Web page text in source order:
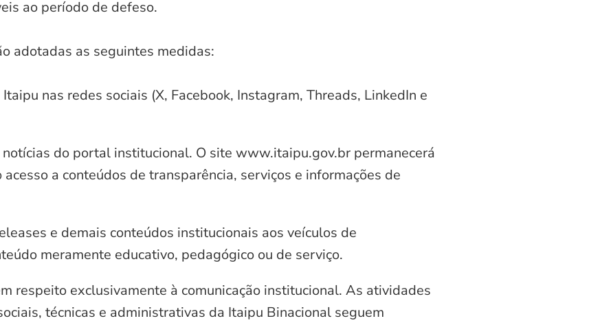
ao período de defeso.
adotadas as seguintes medidas:
nas redes sociais (X, Facebook, Instagram, Threads, LinkedIn e
do portal institucional. O site www.itaipu.gov.br permanecerá
a conteúdos de transparência, serviços e informações de
e demais conteúdos institucionais aos veículos de
meramente educativo, pedagógico ou de serviço.
respeito exclusivamente à comunicação institucional. As atividades
técnicas e administrativas da Itaipu Binacional seguem